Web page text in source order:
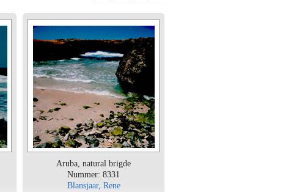
Aruba, natural brigde
Nummer: 8331
Blansjaar, Rene